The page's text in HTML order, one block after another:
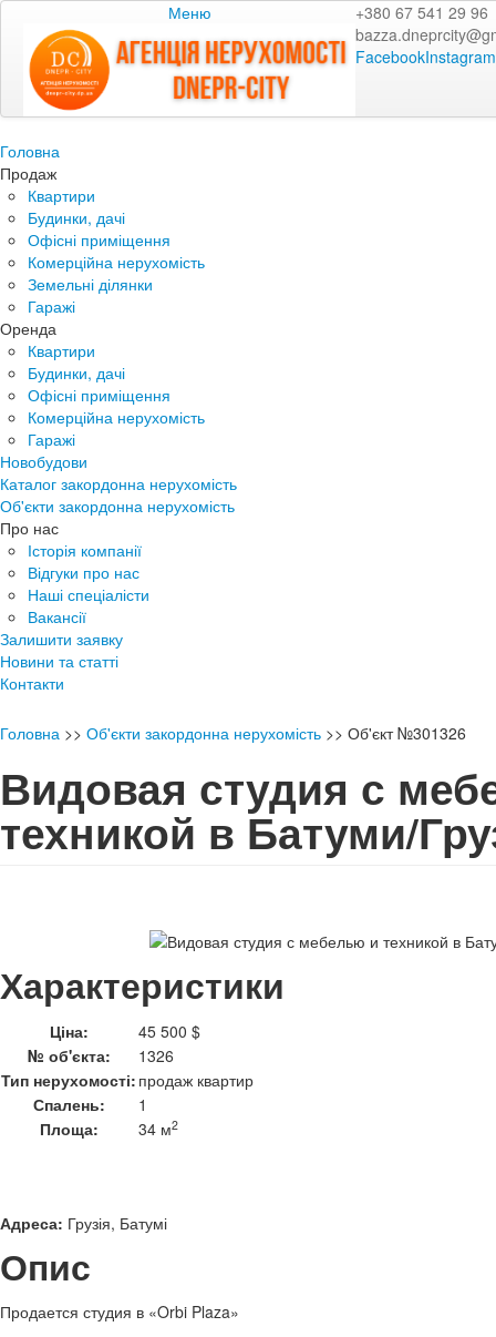
Меню
+380 67 541 29 96
FacebookInstagram
Головна
Продаж
Квартири
Будинки, дачі
Офісні приміщення
Комерційна нерухомість
Земельні ділянки
Гаражі
Оренда
Квартири
Будинки, дачі
Офісні приміщення
Комерційна нерухомість
Гаражі
Новобудови
Каталог закордонна нерухомість
Об'єкти закордонна нерухомість
Про нас
Історія компанії
Відгуки про нас
Наші спеціалісти
Вакансії
Залишити заявку
Новини та статті
Контакти
Головна >> Об'єкти закордонна нерухомість >> Об'єкт №301326
Видовая студия с
техникой в Батуми/
Характеристики
Ціна:
45 500 $
№ об'єкта:
1326
Тип нерухомості: продаж квартир
Спалень:
1
Площа:
34 м2
Адреса: Грузія, Батумі
Опис
Продается студия в «Orbi Plaza»